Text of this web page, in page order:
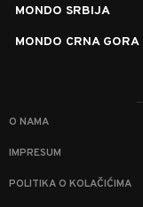
MONDO SRBIJA
MONDO CRNA GORA
O NAMA
IMPRESUM
POLITIKA O KOLAČIĆIMA